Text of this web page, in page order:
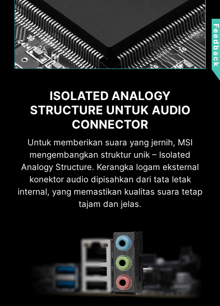
ilustrasi dan tidak disertakan dalam paket.
Total 160Gbps Transmission
Speed
Mentransfer file besar lebih
Alokasi bandwidth adaptif
Mendukung transfer data,
gambar, video, dan lainnya
secara bersamaan
27W Power Delivery
USB FRONT TYPE-C
ISOLATED ANALOGY
STRUCTURE UNTUK AUDIO
CONNECTOR
Untuk memberikan suara yang jernih, MSI
mengembangkan struktur unik – Isolated
Analogy Structure. Kerangka logam eksternal
konektor audio dipisahkan dari tata letak
internal, yang memastikan kualitas suara tetap
tajam dan jelas.